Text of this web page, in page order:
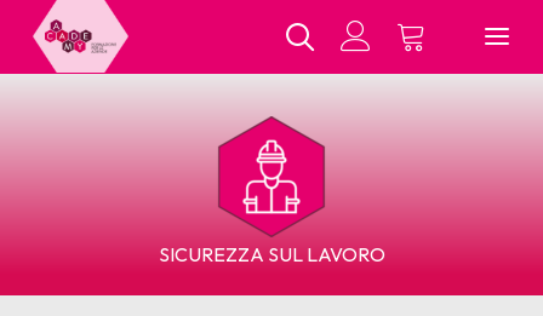
Chi Siamo
Tutti i Corsi
SICUREZZA SUL LAVORO